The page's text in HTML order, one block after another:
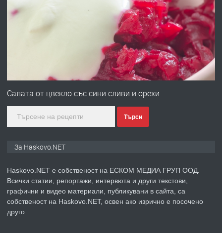
ПРЕДЛАГА
Продавам парцел в гр. Хасково кв.
Хисаря до ток, вода,канализация,
асфалт 0889 537 426
преди 2 дни
СГЛОБЯВАНЕ НА МЕБЕЛИ.
преди 2 дни
ПРЕДЛАГА
Къртене на бетон! Събаряне на
Салата от цвекло със сини сливи и орехи
Търси
За Haskovo.NET
Haskovo.NET е собственост на ЕСКОМ МЕДИА ГРУП ООД.
Всички статии, репортажи, интервюта и други текстови,
графични и видео материали, публикувани в сайта, са
собственост на Haskovo.NET, освен ако изрично е посочено
друго.